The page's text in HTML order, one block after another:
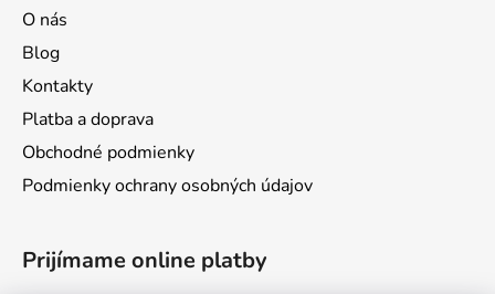
O nás
Blog
Kontakty
Platba a doprava
Obchodné podmienky
Podmienky ochrany osobných údajov
Prijímame online platby